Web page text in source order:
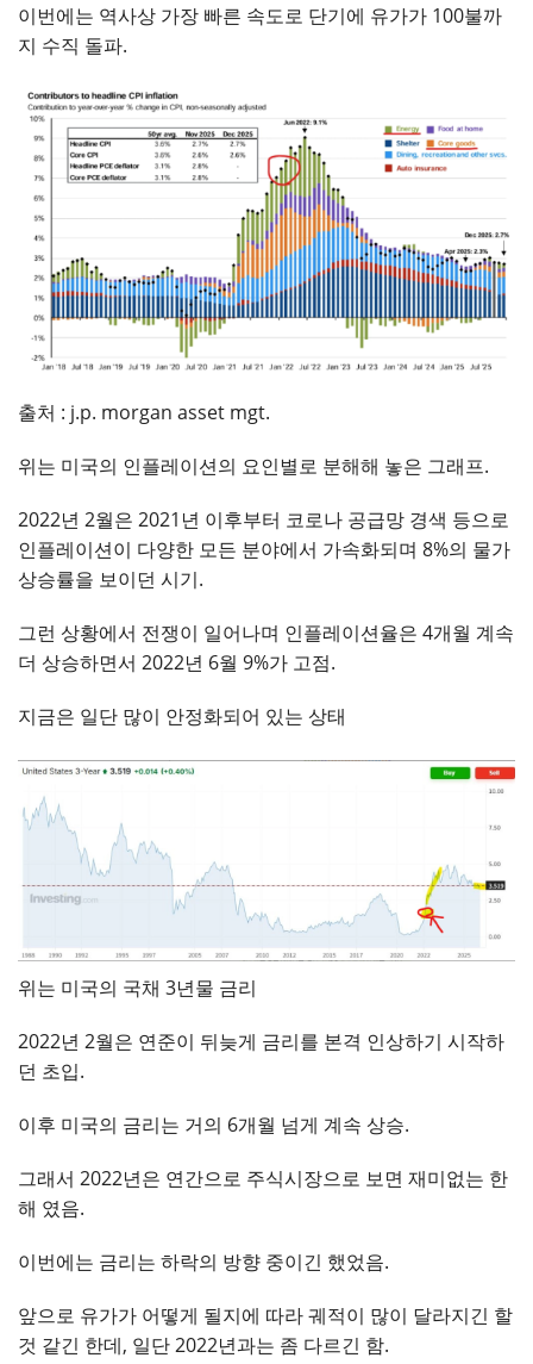
이번에는 역사상 가장 빠른 속도로 단기에 유가가 100불까
지 수직 돌파.
출처 : j.p. morgan asset mgt.
위는 미국의 인플레이션의 요인별로 분해해 놓은 그래프.
2022년 2월은 2021년 이후부터 코로나 공급망 경색 등으로
인플레이션이 다양한 모든 분야에서 가속화되며 8%의 물가
상승률을 보이던 시기.
그런 상황에서 전쟁이 일어나며 인플레이션율은 4개월 계속
더 상승하면서 2022년 6월 9%가 고점.
지금은 일단 많이 안정화되어 있는 상태
위는 미국의 국채 3년물 금리
2022년 2월은 연준이 뒤늦게 금리를 본격 인상하기 시작하
던 초입.
이후 미국의 금리는 거의 6개월 넘게 계속 상승.
그래서 2022년은 연간으로 주식시장으로 보면 재미없는 한
해 였음.
이번에는 금리는 하락의 방향 중이긴 했었음.
앞으로 유가가 어떻게 될지에 따라 궤적이 많이 달라지긴 할
것 같긴 한데, 일단 2022년과는 좀 다르긴 함.